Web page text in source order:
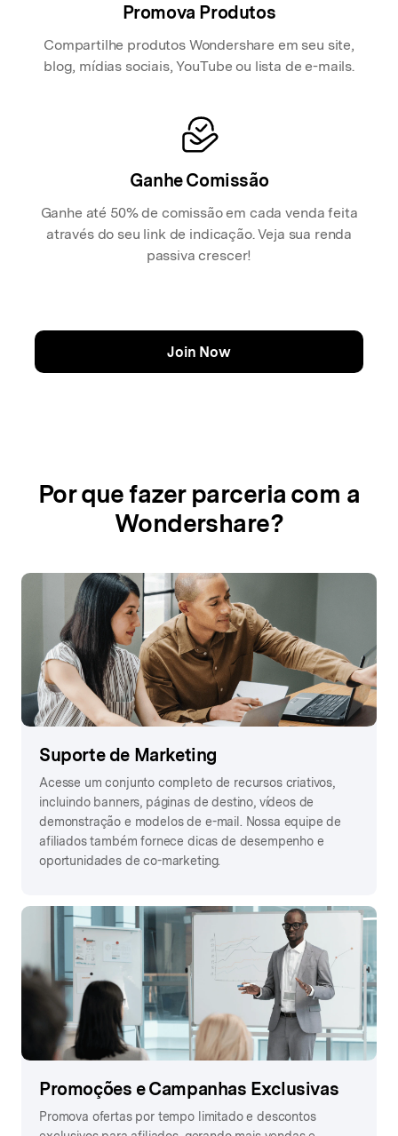
Promova Produtos
Compartilhe produtos Wondershare em seu site,
blog, mídias sociais, YouTube ou lista de e-mails.
Ganhe Comissão
Ganhe até 50% de comissão em cada venda feita
através do seu link de indicação. Veja sua renda
passiva crescer!
Join Now
Por que fazer parceria com a
Wondershare?
Suporte de Marketing
Acesse um conjunto completo de recursos criativos,
incluindo banners, páginas de destino, vídeos de
demonstração e modelos de e-mail. Nossa equipe de
afiliados também fornece dicas de desempenho e
oportunidades de co-marketing.
Promoções e Campanhas Exclusivas
Promova ofertas por tempo limitado e descontos